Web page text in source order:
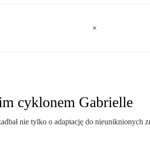
cyklonem Gabrielle
nie tylko o adaptację do